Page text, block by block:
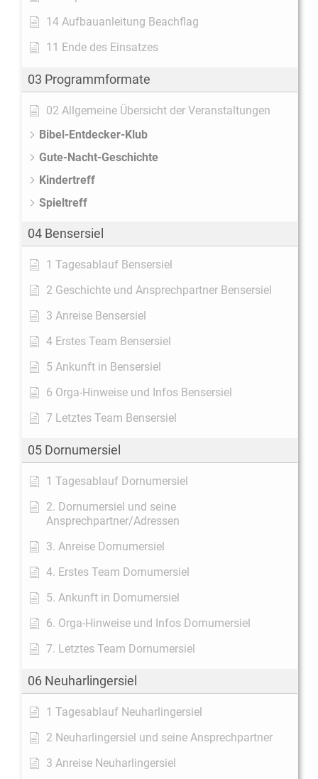
14 Aufbauanleitung Beachflag
11 Ende des Einsatzes
03 Programmformate
02 Allgemeine Übersicht der Veranstaltungen
Bibel-Entdecker-Klub
Gute-Nacht-Geschichte
Kindertreff
Spieltreff
04 Bensersiel
1 Tagesablauf Bensersiel
2 Geschichte und Ansprechpartner Bensersiel
3 Anreise Bensersiel
4 Erstes Team Bensersiel
5 Ankunft in Bensersiel
6 Orga-Hinweise und Infos Bensersiel
7 Letztes Team Bensersiel
05 Dornumersiel
1 Tagesablauf Dornumersiel
2. Dornumersiel und seine
Ansprechpartner/Adressen
3. Anreise Dornumersiel
4. Erstes Team Dornumersiel
5. Ankunft in Dornumersiel
6. Orga-Hinweise und Infos Dornumersiel
7. Letztes Team Dornumersiel
06 Neuharlingersiel
1 Tagesablauf Neuharlingersiel
2 Neuharlingersiel und seine Ansprechpartner
3 Anreise Neuharlingersiel